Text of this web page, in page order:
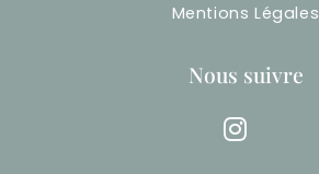
Mentions Légales
Nous suivre